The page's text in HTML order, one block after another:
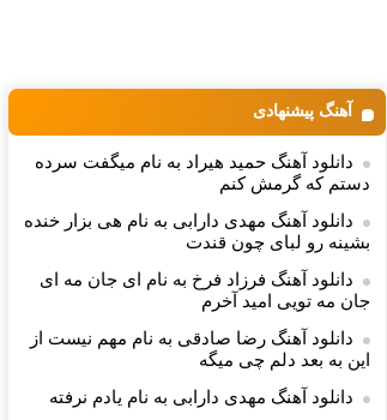
آهنگ پیشنهادی
دانلود آهنگ حمید هیراد به نام میگفت سرده
دستم که گرمش کنم
دانلود آهنگ مهدی دارابی به نام هی بزار خنده
بشینه رو لبای چون قندت
دانلود آهنگ فرزاد فرخ به نام ای جان مه ای
جان مه تویی امید آخرم
دانلود آهنگ رضا صادقی به نام مهم نیست از
این به بعد دلم چی میگه
دانلود آهنگ مهدی دارابی به نام یادم نرفته